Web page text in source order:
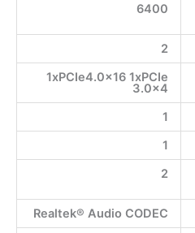
6400
2
1xPCIe4.0x16 1xPCIe
3.0×4
1
1
2
Realtek® Audio CODEC